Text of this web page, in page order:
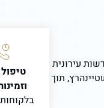
עירונית
תוך
וזמינות